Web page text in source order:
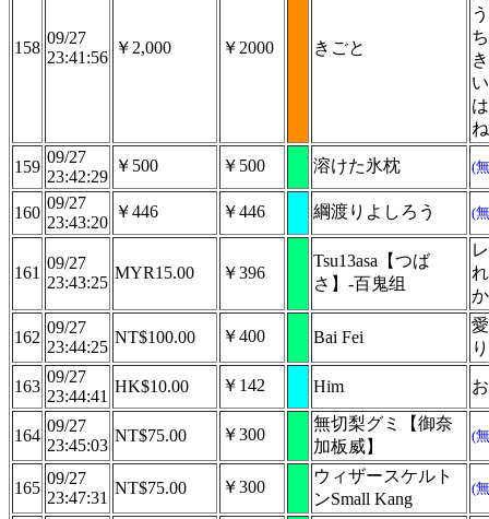
158
09/27
23:41:56
￥2,000 ￥2000 きごと
159
09/27
23:42:29
￥500 ￥500 溶けた氷枕 (
160
09/27
23:43:20
￥446 ￥446 綱渡りよしろう (
161
09/27
23:43:25
MYR15.00 ￥396
Tsu13asa【つば
さ】-百鬼组
162
09/27
23:44:25
NT$100.00 ￥400 Bai Fei
163
09/27
23:44:41
HK$10.00 ￥142 Him
164
09/27
23:45:03
NT$75.00 ￥300
無切梨グミ【御奈
加板威】
(
165
09/27
23:47:31
NT$75.00 ￥300
ウィザースケルト
ンSmall Kang
(